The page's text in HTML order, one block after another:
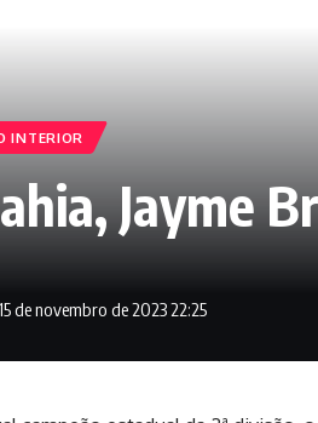
INTERIOR
Jayme
de novembro de 2023 22:25